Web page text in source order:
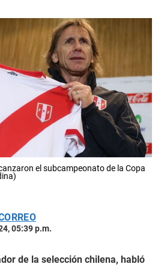
el subcampeonato de la Copa
05:39 p.m.
de la selección chilena, habló